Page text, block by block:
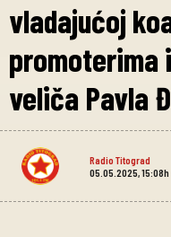
vladajućoj
promoterima
veliča Pavla
Radio Titograd
05.05.2025, 15:08h